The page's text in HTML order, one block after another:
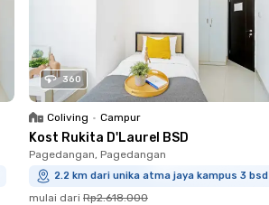
360
Coliving • Campur
Kost Rukita D'Laurel BSD
Pagedangan, Pagedangan
2.2 km dari unika atma jaya kampus 3 bsd
mulai dari Rp2.618.000